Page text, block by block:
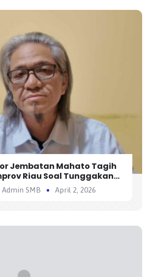
Jembatan Mahato Tagih
Riau Soal Tunggakan
Miliar.
SMB April 2, 2026